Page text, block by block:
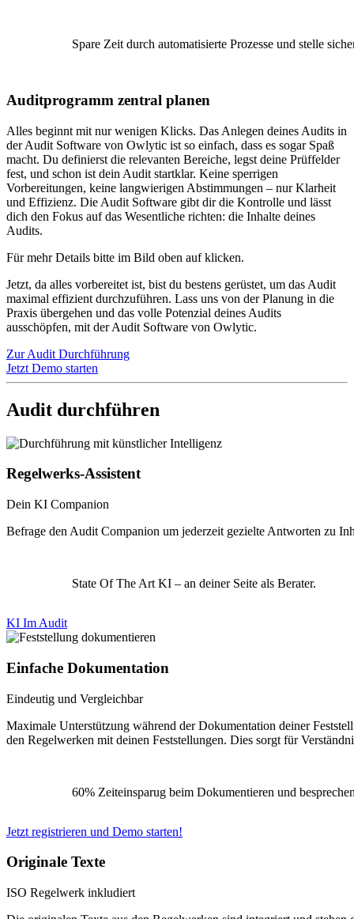
Spare Zeit durch automatisierte Prozesse und stelle
Auditprogramm zentral planen
Alles beginnt mit nur wenigen Klicks. Das Anlegen deines Audits in
der Audit Software von Owlytic ist so einfach, dass es sogar Spaß
macht. Du definierst die relevanten Bereiche, legst deine Prüffelder
fest, und schon ist dein Audit startklar. Keine sperrigen
Vorbereitungen, keine langwierigen Abstimmungen – nur Klarheit
und Effizienz. Die Audit Software gibt dir die Kontrolle und lässt
dich den Fokus auf das Wesentliche richten: die Inhalte deines
Audits.
Für mehr Details bitte im Bild oben aufklicken.
Jetzt, da alles vorbereitet ist, bist du bestens gerüstet, um das Audit
maximal effizient durchzuführen. Lass uns von der Planung in die
Praxis übergehen und das volle Potenzial deines Audits
ausschöpfen, mit der Audit Software von Owlytic.
Zur Audit Durchführung
Jetzt Demo starten
Audit durchführen
Regelwerks-Assistent
Dein KI Companion
Befrage den Audit Companion um jederzeit gezielte Antworten zu
State Of The Art KI – an deiner Seite als Berater.
KI Im Audit
Einfache Dokumentation
Eindeutig und Vergleichbar
Maximale Unterstützung während der Dokumentation deiner
den Regelwerken mit deinen Feststellungen. Dies sorgt für
60% Zeiteinsparug beim Dokumentieren und
Jetzt registrieren und Demo starten!
Originale Texte
ISO Regelwerk inkludiert